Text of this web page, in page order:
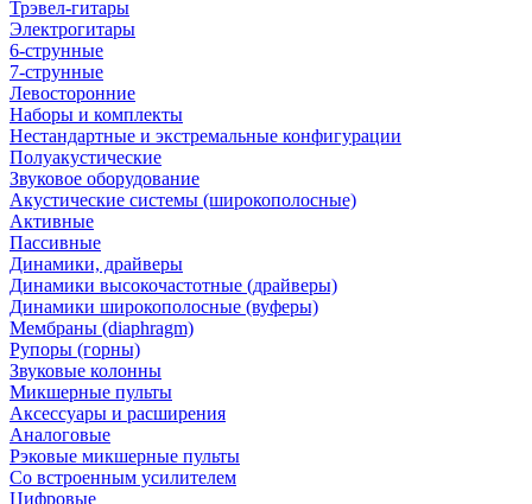
Трэвел-гитары
Электрогитары
6-струнные
7-струнные
Левосторонние
Наборы и комплекты
Нестандартные и экстремальные конфигурации
Полуакустические
Звуковое оборудование
Акустические системы (широкополосные)
Активные
Пассивные
Динамики, драйверы
Динамики высокочастотные (драйверы)
Динамики широкополосные (вуферы)
Мембраны (diaphragm)
Рупоры (горны)
Звуковые колонны
Микшерные пульты
Аксессуары и расширения
Аналоговые
Рэковые микшерные пульты
Со встроенным усилителем
Цифровые